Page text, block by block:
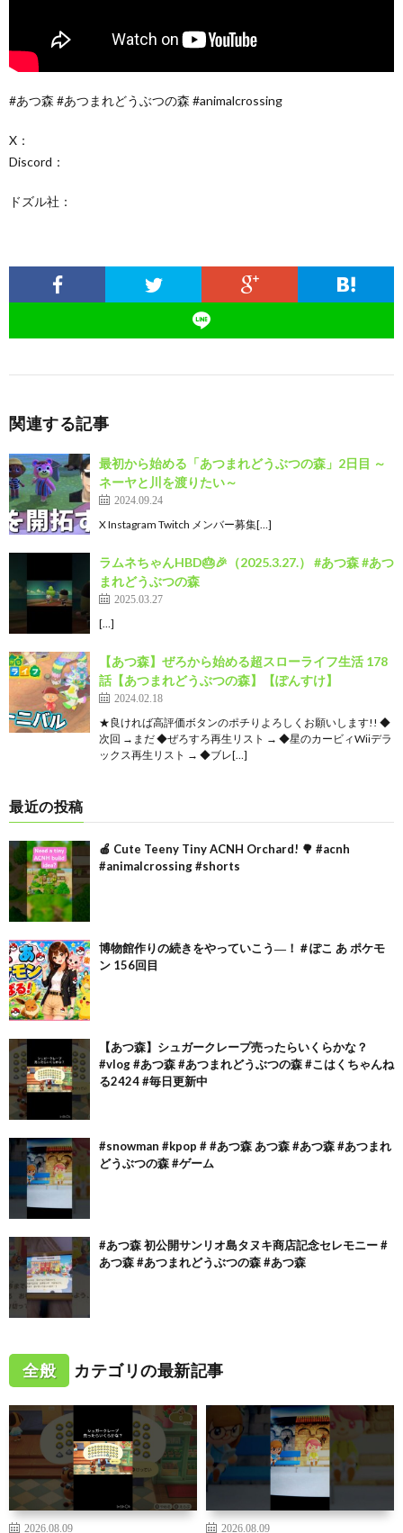
#あつ森 #あつまれどうぶつの森 #animalcrossing
X：
Discord：
ドズル社：
関連する記事
最初から始める「あつまれどうぶつの森」2日目 ～
ネーヤと川を渡りたい～
2024.09.24
X Instagram Twitch メンバー募集[…]
ラムネちゃんHBD🎂🎉（2025.3.27.） #あつ森 #あつ
まれどうぶつの森
2025.03.27
[…]
【あつ森】ぜろから始める超スローライフ生活 178
話【あつまれどうぶつの森】【ぽんすけ】
2024.02.18
★良ければ高評価ボタンのポチりよろしくお願いします!! ◆
次回 →まだ ◆ぜろすろ再生リスト → ◆星のカービィWiiデラ
ックス再生リスト → ◆ブレ[…]
最近の投稿
🍎 Cute Teeny Tiny ACNH Orchard! 🌳 #acnh
#animalcrossing #shorts
博物館作りの続きをやっていこう―！＃ぽこ あ ポケモ
ン 156回目
【あつ森】シュガークレープ売ったらいくらかな？
#vlog #あつ森 #あつまれどうぶつの森 #こはくちゃんね
る2424 #毎日更新中
#snowman #kpop # #あつ森 あつ森 #あつ森 #あつまれ
どうぶつの森 #ゲーム
#あつ森 初公開サンリオ島タヌキ商店記念セレモニー #
あつ森 #あつまれどうぶつの森 #あつ森
全般 カテゴリの最新記事
2026.08.09 2026.08.09